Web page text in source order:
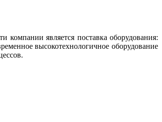
является поставка оборудования:
высокотехнологичное оборудование